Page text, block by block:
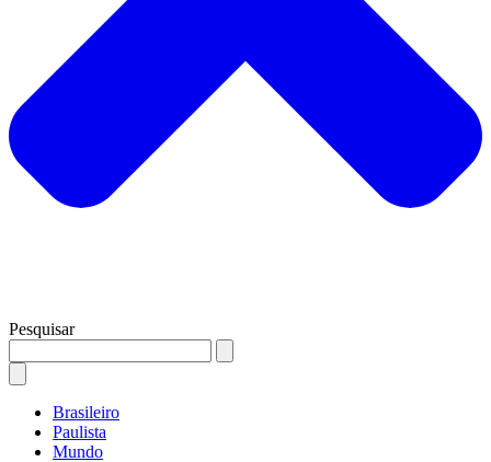
Pesquisar
Brasileiro
Paulista
Mundo